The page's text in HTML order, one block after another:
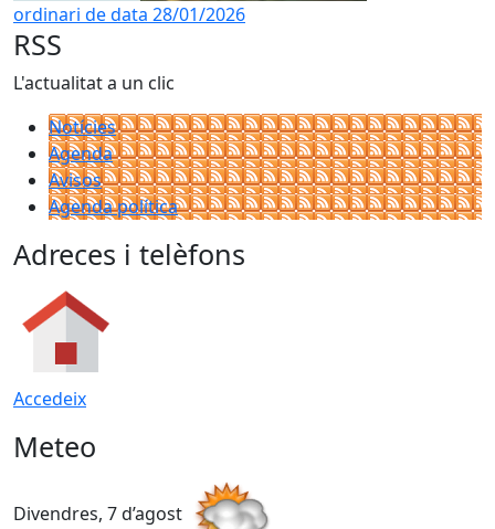
ordinari de data 28/01/2026
RSS
L'actualitat a un clic
Notícies
Agenda
Avisos
Agenda política
Adreces i telèfons
Accedeix
Meteo
Divendres, 7 d’agost